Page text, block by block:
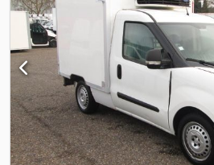
stepeni manuelni menjač, obrtomer,
radio-CD, električni podizači stakala,
agregat, Euro 4, za transport svežih
pozadi itd. Zadržavamo pravo na
pravopisne greške. Prodaja isključivo
Fg-5469 !!!!Šifra ključa 10!!!! Testna
Tüv, Dekra ili Fiat mogući!!!! Dodpfx